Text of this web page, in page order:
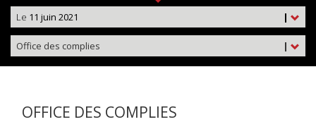
|
Le 11 juin 2021
|
Office des complies
OFFICE DES COMPLIES